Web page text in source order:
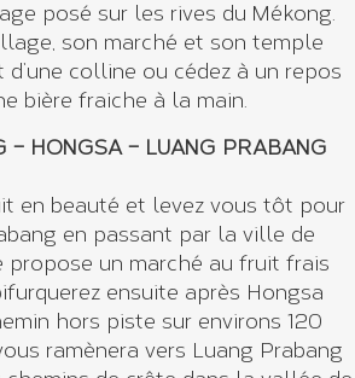
posé sur les rives du Mékong.
son marché et son temple
colline ou cédez à un repos
bière fraiche à la main.
– HONGSA – LUANG PRABANG
en beauté et levez vous tôt pour
en passant par la ville de
propose un marché au fruit frais
ensuite après Hongsa
hors piste sur environs 120
ramènera vers Luang Prabang